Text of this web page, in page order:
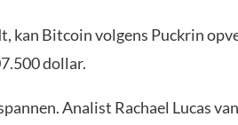
kan Bitcoin volgens Puckrin
dollar.
Analist Rachael Lucas